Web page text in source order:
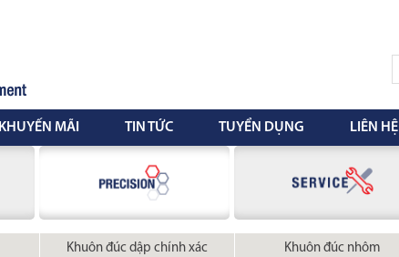
KHUYẾN MÃI TIN TỨC TUYỂN DỤNG LIÊN HỆ
Khuôn đúc dập chính xác Khuôn đúc nhôm